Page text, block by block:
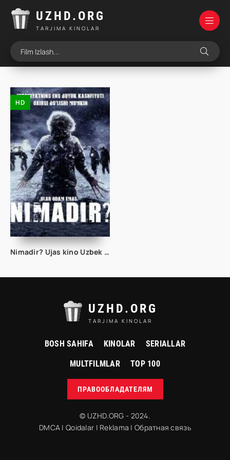
UZHD.ORG
TARJIMA KINOLAR
HD
Nimadir? Ujas kino Uzbek tilida 2023 HD Tarjima Ujis kinolar ozbekcha
UZHD.ORG
TARJIMA KINOLAR
BOSH SAHIFA KINOLAR SERIALLAR
MULTFILMLAR TOP 100
ПРАВООБЛАДАТЕЛЯМ
© UZHD.ORG - 2024.
DMCA |Qoidalar | Reklama | Обратная связь